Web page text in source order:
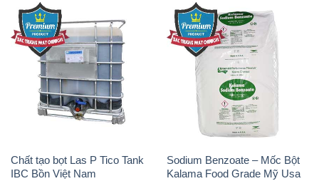
Chất tạo bọt Las P Tico Tank
IBC Bồn Việt Nam
Sodium Benzoate – Mốc Bột
Kalama Food Grade Mỹ Usa